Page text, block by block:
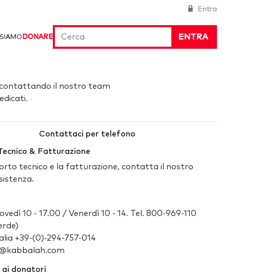
Entra
ENTRA
DONARE
il nostro team
Contattaci per telefono
& Fatturazione
tecnico e la fatturazione, contatta il nostro
10 - 17.00 / Venerdì 10 - 14. Tel. 800-969-110
+39-(0)-294-757-014
ai donatori